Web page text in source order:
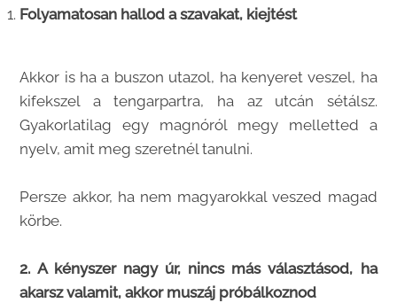
Folyamatosan hallod a szavakat, kiejtést
Akkor is ha a buszon utazol, ha kenyeret veszel, ha
kifekszel a tengarpartra, ha az utcán sétálsz.
Gyakorlatilag egy magnóról megy melletted a
nyelv, amit meg szeretnél tanulni.
Persze akkor, ha nem magyarokkal veszed magad
körbe.
2. A kényszer nagy úr, nincs más választásod, ha
akarsz valamit, akkor muszáj próbálkoznod